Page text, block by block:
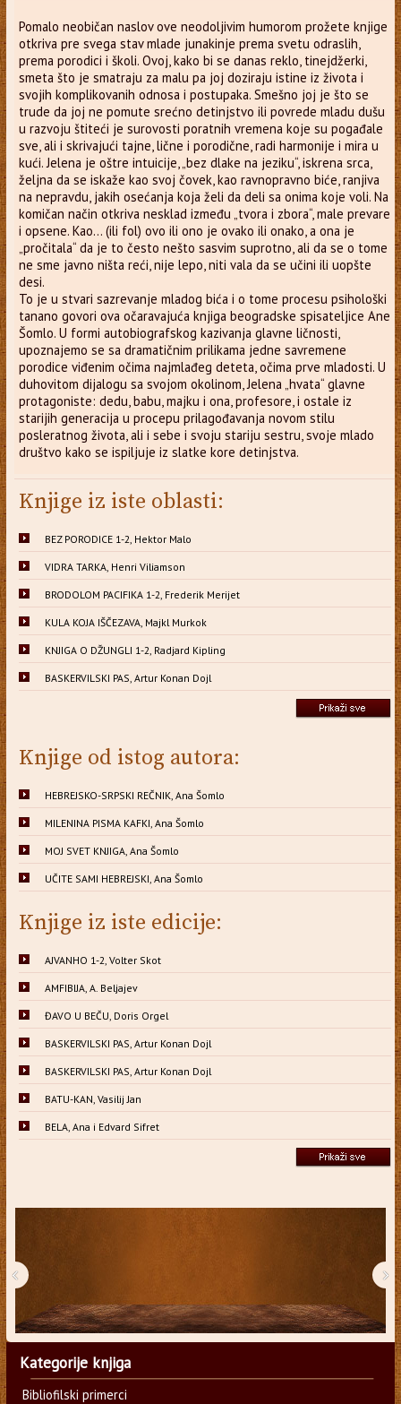
Pomalo neobičan naslov ove neodoljivim humorom prožete knjige
otkriva pre svega stav mlade junakinje prema svetu odraslih,
prema porodici i školi. Ovoj, kako bi se danas reklo, tinejdžerki,
smeta što je smatraju za malu pa joj doziraju istine iz života i
svojih komplikovanih odnosa i postupaka. Smešno joj je što se
trude da joj ne pomute srećno detinjstvo ili povrede mladu dušu
u razvoju štiteći je surovosti poratnih vremena koje su pogađale
sve, ali i skrivajući tajne, lične i porodične, radi harmonije i mira u
kući. Jelena je oštre intuicije, „bez dlake na jeziku“, iskrena srca,
željna da se iskaže kao svoj čovek, kao ravnopravno biće, ranjiva
na nepravdu, jakih osećanja koja želi da deli sa onima koje voli. Na
komičan način otkriva nesklad između „tvora i zbora“, male prevare
i opsene. Kao... (ili fol) ovo ili ono je ovako ili onako, a ona je
„pročitala“ da je to često nešto sasvim suprotno, ali da se o tome
ne sme javno ništa reći, nije lepo, niti vala da se učini ili uopšte
desi.
To je u stvari sazrevanje mladog bića i o tome procesu psihološki
tanano govori ova očaravajuća knjiga beogradske spisateljice Ane
Šomlo. U formi autobiografskog kazivanja glavne ličnosti,
upoznajemo se sa dramatičnim prilikama jedne savremene
porodice viđenim očima najmlađeg deteta, očima prve mladosti. U
duhovitom dijalogu sa svojom okolinom, Jelena „hvata“ glavne
protagoniste: dedu, babu, majku i ona, profesore, i ostale iz
starijih generacija u procepu prilagođavanja novom stilu
posleratnog života, ali i sebe i svoju stariju sestru, svoje mlado
društvo kako se ispiljuje iz slatke kore detinjstva.
Knjige iz iste oblasti:
BEZ PORODICE 1-2, Hektor Malo
VIDRA TARKA, Henri Viliamson
BRODOLOM PACIFIKA 1-2, Frederik Merijet
KULA KOJA IŠČEZAVA, Majkl Murkok
KNJIGA O DŽUNGLI 1-2, Radjard Kipling
BASKERVILSKI PAS, Artur Konan Dojl
Knjige od istog autora:
HEBREJSKO-SRPSKI REČNIK, Ana Šomlo
MILENINA PISMA KAFKI, Ana Šomlo
MOJ SVET KNJIGA, Ana Šomlo
UČITE SAMI HEBREJSKI, Ana Šomlo
Knjige iz iste edicije:
AJVANHO 1-2, Volter Skot
AMFIBIJA, A. Beljajev
ĐAVO U BEČU, Doris Orgel
BASKERVILSKI PAS, Artur Konan Dojl
BASKERVILSKI PAS, Artur Konan Dojl
BATU-KAN, Vasilij Jan
BELA, Ana i Edvard Sifret
‹ ›
Kategorije knjiga
Bibliofilski primerci